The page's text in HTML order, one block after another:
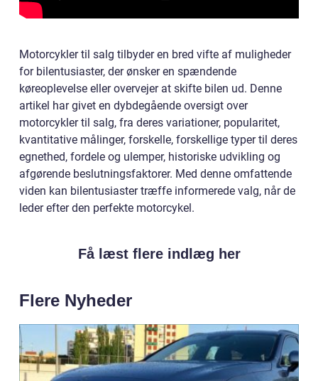
Motorcykler til salg tilbyder en bred vifte af muligheder
for bilentusiaster, der ønsker en spændende
køreoplevelse eller overvejer at skifte bilen ud. Denne
artikel har givet en dybdegående oversigt over
motorcykler til salg, fra deres variationer, popularitet,
kvantitative målinger, forskelle, forskellige typer til deres
egnethed, fordele og ulemper, historiske udvikling og
afgørende beslutningsfaktorer. Med denne omfattende
viden kan bilentusiaster træffe informerede valg, når de
leder efter den perfekte motorcykel.
Få læst flere indlæg her
Flere Nyheder